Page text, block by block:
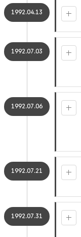
1992.04.13
1992.07.03
1992.07.06
1992.07.21
1992.07.31